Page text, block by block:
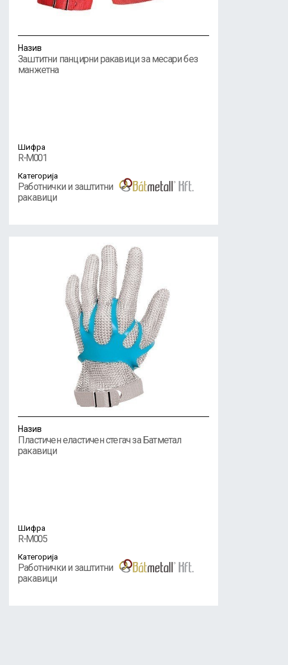
Назив
Заштитни панцирни ракавици за месари без
манжетна
Шифра
R-M001
Категорија
Работнички и заштитни
ракавици
Назив
Пластичен еластичен стегач за Батметал
ракавици
Шифра
R-M005
Категорија
Работнички и заштитни
ракавици